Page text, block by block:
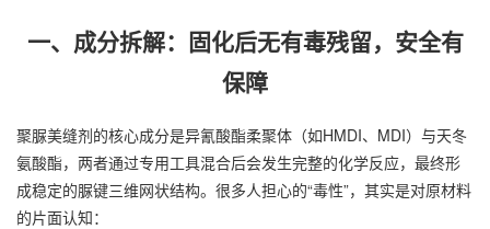
一、成分拆解：固化后无有毒残留，安全有
保障
聚脲美缝剂的核心成分是异氰酸酯柔聚体（如HMDI、MDI）与天冬
氨酸酯，两者通过专用工具混合后会发生完整的化学反应，最终形
成稳定的脲键三维网状结构。很多人担心的“毒性”，其实是对原材料
的片面认知：